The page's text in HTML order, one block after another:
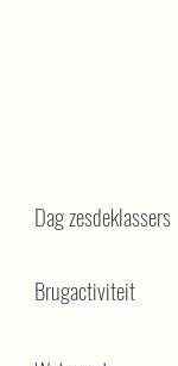
Dag zesdeklassers
Brugactiviteit